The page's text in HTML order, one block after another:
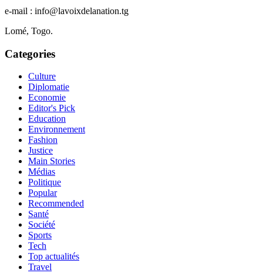
e-mail : info@lavoixdelanation.tg
Lomé, Togo.
Categories
Culture
Diplomatie
Economie
Editor's Pick
Education
Environnement
Fashion
Justice
Main Stories
Médias
Politique
Popular
Recommended
Santé
Société
Sports
Tech
Top actualités
Travel